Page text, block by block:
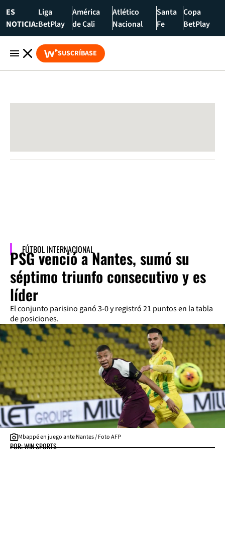
ES
NOTICIA:
Liga
BetPlay
América
de Cali
Atlético
Nacional
Santa
Fe
Copa
BetPlay
SUSCRÍBASE
FÚTBOL INTERNACIONAL
PSG venció a Nantes, sumó su
séptimo triunfo consecutivo y es
líder
El conjunto parisino ganó 3-0 y registró 21 puntos en la tabla
de posiciones.
Mbappé en juego ante Nantes / Foto AFP
POR: WIN SPORTS